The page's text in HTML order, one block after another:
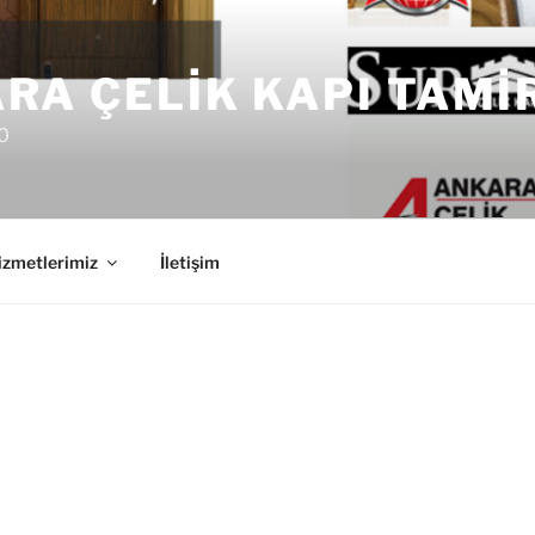
ÇELIK KAPI
İletişim